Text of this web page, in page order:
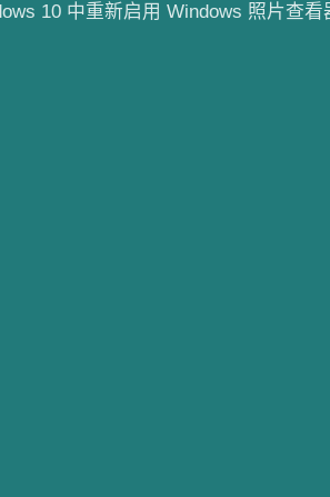
10 中重新启用 Windows 照片查看